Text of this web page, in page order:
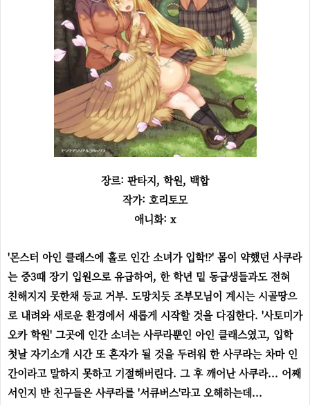
장르: 판타지, 학원, 백합
작가: 호리토모
애니화: x
'몬스터 아인 클래스에 홀로 인간 소녀가 입학!?' 몸이 약했던 사쿠라
는 중3때 장기 입원으로 유급하여, 한 학년 밑 동급생들과도 전혀
친해지지 못한채 등교 거부. 도망치듯 조부모님이 계시는 시골땅으
로 내려와 새로운 환경에서 새롭게 시작할 것을 다짐한다. '사토미가
오카 학원' 그곳에 인간 소녀는 사쿠라뿐인 아인 클래스였고, 입학
첫날 자기소개 시간 또 혼자가 될 것을 두려워 한 사쿠라는 차마 인
간이라고 말하지 못하고 기절해버린다. 그 후 깨어난 사쿠라... 어째
서인지 반 친구들은 사쿠라를 '서큐버스'라고 오해하는데...